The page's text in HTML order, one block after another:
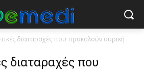
διαταραχές που προκαλούν ουρική
διαταραχές που